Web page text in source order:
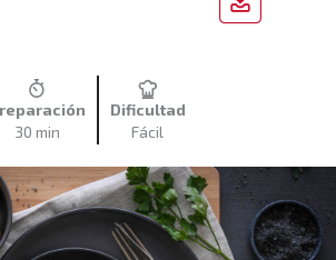
30 min
Dificultad
Fácil